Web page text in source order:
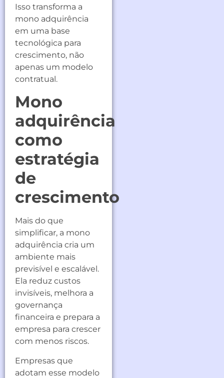
Isso transforma a
mono adquirência
em uma base
tecnológica para
crescimento, não
apenas um modelo
contratual.
Mono
adquirência
como
estratégia
de
crescimento
Mais do que
simplificar, a mono
adquirência cria um
ambiente mais
previsível e escalável.
Ela reduz custos
invisíveis, melhora a
governança
financeira e prepara a
empresa para crescer
com menos riscos.
Empresas que
adotam esse modelo